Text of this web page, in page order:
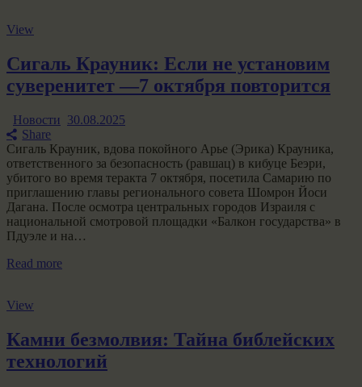
View
Сигаль Крауник: Если не установим
суверенитет —7 октября повторится
Новости 30.08.2025
Share
Сигаль Крауник, вдова покойного Арье (Эрика) Крауника,
ответственного за безопасность (равшац) в кибуце Беэри,
убитого во время теракта 7 октября, посетила Самарию по
приглашению главы регионального совета Шомрон Йоси
Дагана. После осмотра центральных городов Израиля с
национальной смотровой площадки «Балкон государства» в
Пдуэле и на…
Read more
View
Камни безмолвия: Тайна библейских
технологий